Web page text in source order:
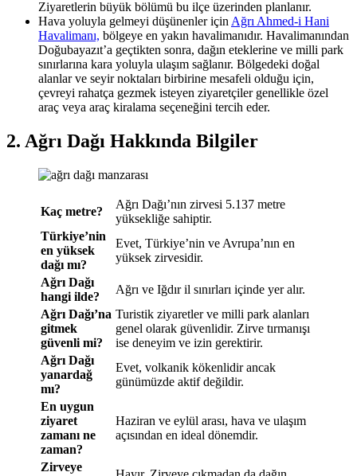
Ziyaretlerin büyük bölümü bu ilçe üzerinden planlanır.
Hava yoluyla gelmeyi düşünenler için Ağrı Ahmed-i Hani
Havalimanı, bölgeye en yakın havalimanıdır. Havalimanından
Doğubayazıt’a geçtikten sonra, dağın eteklerine ve milli park
sınırlarına kara yoluyla ulaşım sağlanır. Bölgedeki doğal
alanlar ve seyir noktaları birbirine mesafeli olduğu için,
çevreyi rahatça gezmek isteyen ziyaretçiler genellikle özel
araç veya araç kiralama seçeneğini tercih eder.
2. Ağrı Dağı Hakkında Bilgiler
Kaç metre?
Ağrı Dağı’nın zirvesi 5.137 metre
yüksekliğe sahiptir.
Türkiye’nin
en yüksek
dağı mı?
Evet, Türkiye’nin ve Avrupa’nın en
yüksek zirvesidir.
Ağrı Dağı
hangi ilde?
Ağrı ve Iğdır il sınırları içinde yer alır.
Ağrı Dağı’na
gitmek
güvenli mi?
Turistik ziyaretler ve milli park alanları
genel olarak güvenlidir. Zirve tırmanışı
ise deneyim ve izin gerektirir.
Ağrı Dağı
yanardağ
mı?
Evet, volkanik kökenlidir ancak
günümüzde aktif değildir.
En uygun
ziyaret
zamanı ne
zaman?
Haziran ve eylül arası, hava ve ulaşım
açısından en ideal dönemdir.
Zirveye